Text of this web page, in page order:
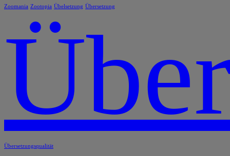
Zoomania Zootopia Übelsetzung Übersetzung
Übersetzungsqualität